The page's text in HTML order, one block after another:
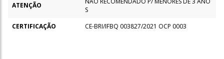
ATENÇÃO
S
CERTIFICAÇÃO
CE-BRI/IFBQ 003827/2021 OCP 0003